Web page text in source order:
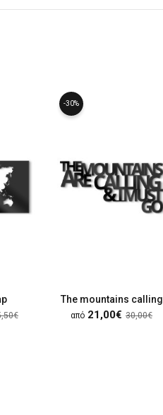
-30%
The mountains calling
από 21,00€ 30,00€